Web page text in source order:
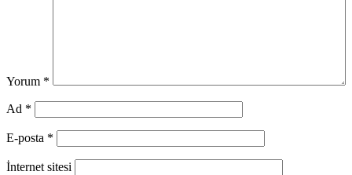
Yorum *
Ad *
E-posta *
İnternet sitesi